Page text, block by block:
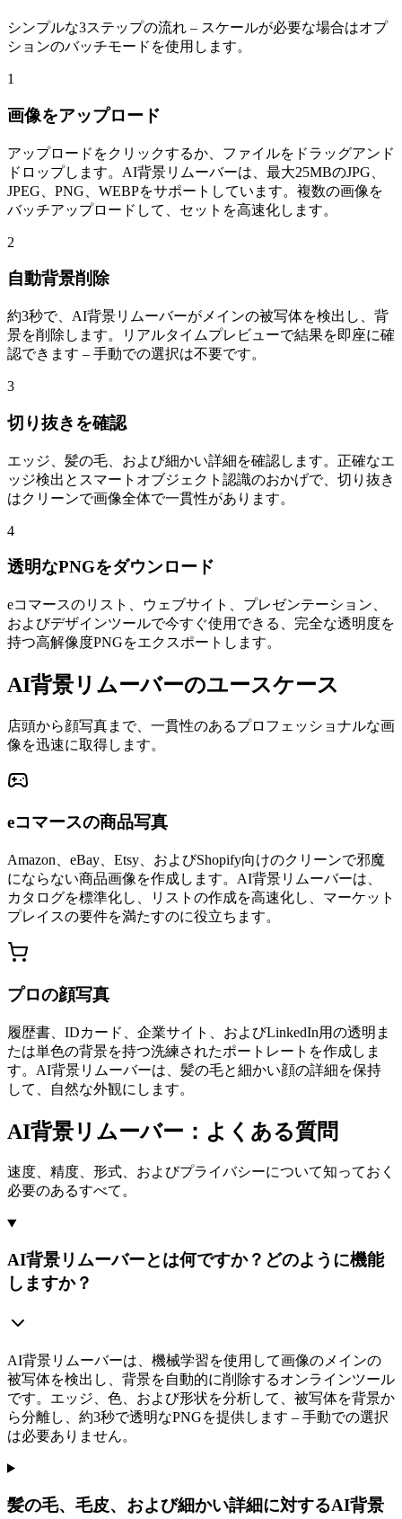
シンプルな3ステップの流れ – スケールが必要な場合はオプ
ションのバッチモードを使用します。
1
画像をアップロード
アップロードをクリックするか、ファイルをドラッグアンド
ドロップします。AI背景リムーバーは、最大25MBのJPG、
JPEG、PNG、WEBPをサポートしています。複数の画像を
バッチアップロードして、セットを高速化します。
2
自動背景削除
約3秒で、AI背景リムーバーがメインの被写体を検出し、背
景を削除します。リアルタイムプレビューで結果を即座に確
認できます – 手動での選択は不要です。
3
切り抜きを確認
エッジ、髪の毛、および細かい詳細を確認します。正確なエ
ッジ検出とスマートオブジェクト認識のおかげで、切り抜き
はクリーンで画像全体で一貫性があります。
4
透明なPNGをダウンロード
eコマースのリスト、ウェブサイト、プレゼンテーション、
およびデザインツールで今すぐ使用できる、完全な透明度を
持つ高解像度PNGをエクスポートします。
AI背景リムーバーのユースケース
店頭から顔写真まで、一貫性のあるプロフェッショナルな画
像を迅速に取得します。
eコマースの商品写真
Amazon、eBay、Etsy、およびShopify向けのクリーンで邪魔
にならない商品画像を作成します。AI背景リムーバーは、
カタログを標準化し、リストの作成を高速化し、マーケット
プレイスの要件を満たすのに役立ちます。
プロの顔写真
履歴書、IDカード、企業サイト、およびLinkedIn用の透明ま
たは単色の背景を持つ洗練されたポートレートを作成しま
す。AI背景リムーバーは、髪の毛と細かい顔の詳細を保持
して、自然な外観にします。
AI背景リムーバー：よくある質問
速度、精度、形式、およびプライバシーについて知っておく
必要のあるすべて。
AI背景リムーバーとは何ですか？どのように機能
しますか？
AI背景リムーバーは、機械学習を使用して画像のメインの
被写体を検出し、背景を自動的に削除するオンラインツール
です。エッジ、色、および形状を分析して、被写体を背景か
ら分離し、約3秒で透明なPNGを提供します – 手動での選択
は必要ありません。
髪の毛、毛皮、および細かい詳細に対するAI背景